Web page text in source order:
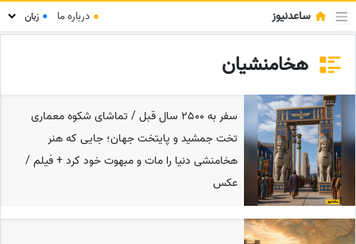
ساعدنیوز ● درباره ما ●
هخامنشیان
سفر به 2500 سال قبل / تماشای شکوه معماری
تخت جمشید و پایتخت جهان؛ جایی که هنر
هخامنشی دنیا را مات و مبهوت خود کرد + فیلم /
عکس